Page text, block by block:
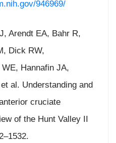
946969/
Arendt EA, Bahr R,
Dick RW,
Hannafin JA,
al. Understanding and
cruciate
of the Hunt Valley II